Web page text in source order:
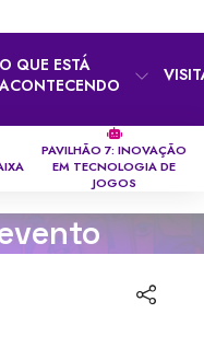
O QUE ESTÁ
PAVILHÃO 7: INOVAÇÃO
EM TECNOLOGIA DE
JOGOS